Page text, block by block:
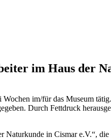
im Haus der
im/für das Museum tätig.
Durch Fettdruck
in Cismar e.V.“,